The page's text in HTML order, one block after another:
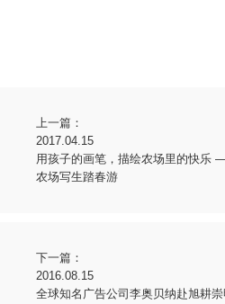
上一篇：
2017.04.15
用孩子的画笔，描绘农场里的快乐
农场写生踏春游
下一篇：
2016.08.15
全球知名广告公司李奥贝纳赴旭耕